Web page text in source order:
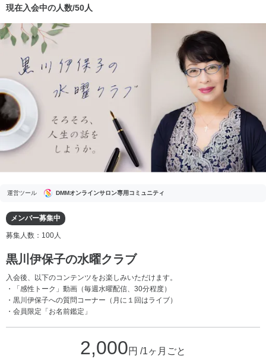
現在入会中の人数/50人
運営ツール DMMオンラインサロン専用コミュニティ
メンバー募集中
募集人数：100人
黒川伊保子の水曜クラブ
入会後、以下のコンテンツをお楽しみいただけます。
・「感性トーク」動画（毎週水曜配信、30分程度）
・黒川伊保子への質問コーナー（月に１回はライブ）
・会員限定「お名前鑑定」
2,000円 /1ヶ月ごと